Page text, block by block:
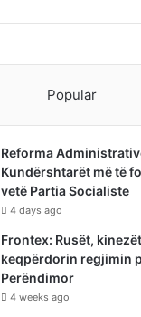
Popular
Reforma
Kundërshtarët më të
vetë Partia Socialiste
4 days ago
Frontex: Rusët,
keqpërdorin regjimin
Perëndimor
4 weeks ago